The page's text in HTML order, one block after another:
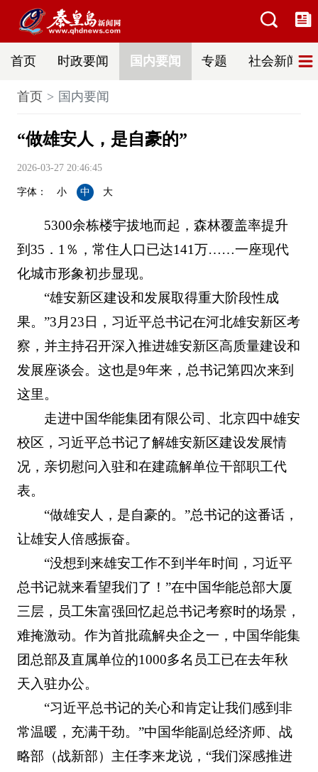
首页 时政要闻 国内要闻 专题 社会新闻
首页 国内要闻
“做雄安人，是自豪的”
2026-03-27 20:46:45
字体： 小 中 大
5300余栋楼宇拔地而起，森林覆盖率提升
到35．1％，常住人口已达141万……一座现代
化城市形象初步显现。
“雄安新区建设和发展取得重大阶段性成
果。”3月23日，习近平总书记在河北雄安新区考
察，并主持召开深入推进雄安新区高质量建设和
发展座谈会。这也是9年来，总书记第四次来到
这里。
走进中国华能集团有限公司、北京四中雄安
校区，习近平总书记了解雄安新区建设发展情
况，亲切慰问入驻和在建疏解单位干部职工代
表。
“做雄安人，是自豪的。”总书记的这番话，
让雄安人倍感振奋。
“没想到来雄安工作不到半年时间，习近平
总书记就来看望我们了！”在中国华能总部大厦
三层，员工朱富强回忆起总书记考察时的场景，
难掩激动。作为首批疏解央企之一，中国华能集
团总部及直属单位的1000多名员工已在去年秋
天入驻办公。
“习近平总书记的关心和肯定让我们感到非
常温暖，充满干劲。”中国华能副总经济师、战
略部（战新部）主任李来龙说，“我们深感推进